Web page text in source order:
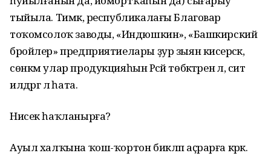
тыйыла. Тимәк, республикалағы Благовар
тоҡомсолоҡ заводы, «Индюшкин», «Башкирский
бройлер» предприятиелары ҙур зыян кисерәсәк,
сөнкм улар продукцияһын Рәсәй төбәктәренә лә, сит
илдәргә лә һата.
Нисек һаҡланырға?
Ауыл халҡына ҡош-ҡортон бикләп аҫрарға кәрәк.